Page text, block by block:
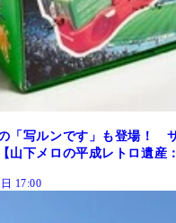
「写ルンです」も登場！
山下メロの平成レトロ遺産：
17:00